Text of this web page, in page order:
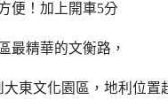
便！加上開車5分
最精華的文衡路，
大東文化園區，地利位置